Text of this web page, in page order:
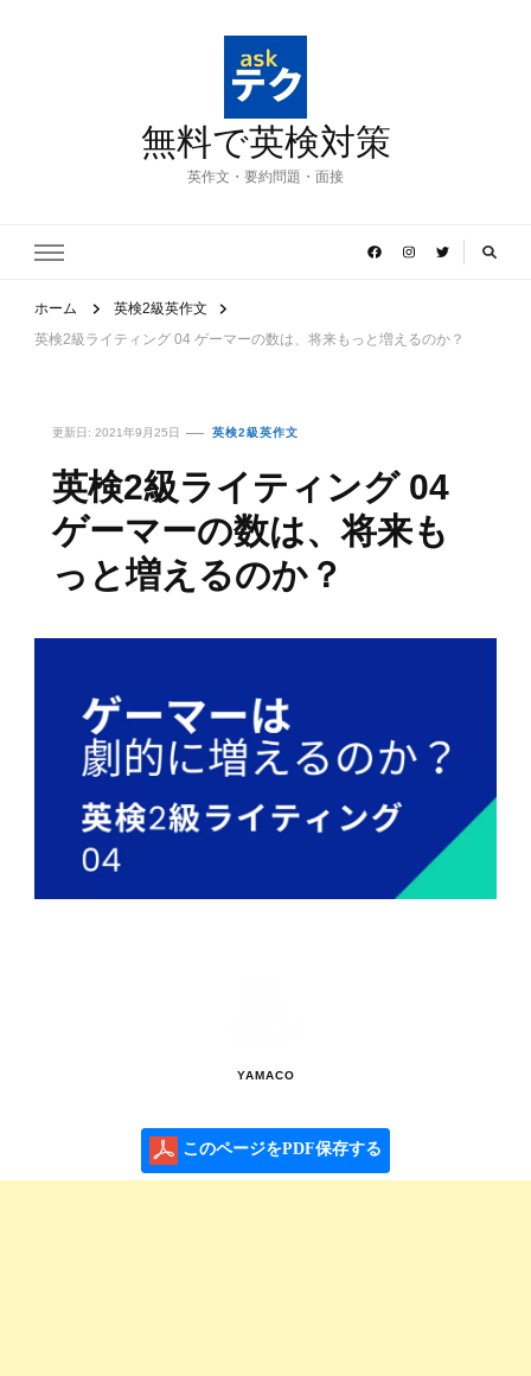
無料で英検対策
英作文・要約問題・面接
ホーム
英検2級英作文
英検2級ライティング 04 ゲーマーの数は、将来もっと増えるのか？
更新日: 2021年9月25日 英検2級英作文
英検2級ライティング 04
ゲーマーの数は、将来も
っと増えるのか？
YAMACO
このページをPDF保存する